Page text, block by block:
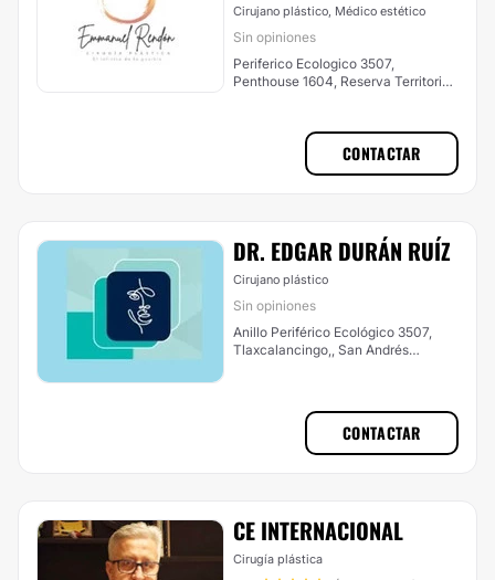
Cirujano plástico, Médico estético
Sin opiniones
Periferico Ecologico 3507,
Penthouse 1604, Reserva Territorial
CONTACTAR
DR. EDGAR DURÁN RUÍZ
Cirujano plástico
Sin opiniones
Anillo Periférico Ecológico 3507,
Tlaxcalancingo,, San Andrés
CONTACTAR
CE INTERNACIONAL
Cirugía plástica